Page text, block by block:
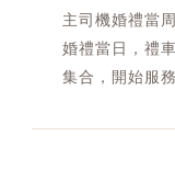
主司機婚禮當
婚禮當日，禮
集合，開始服務